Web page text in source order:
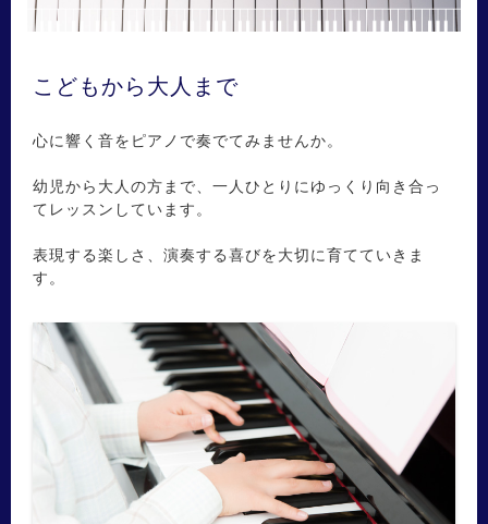
こどもから大人まで
心に響く音をピアノで奏でてみませんか。
幼児から大人の方まで、一人ひとりにゆっくり向き合っ
てレッスンしています。
表現する楽しさ、演奏する喜びを大切に育てていきま
す。